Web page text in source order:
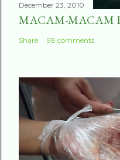
December 23, 2010
MACAM-MACAM
Share 98 comments